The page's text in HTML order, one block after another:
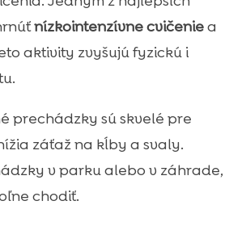
nízkointenzívne cvičeniea
aktivity zvyšujú fyzickú i
prechádzky sú skvelé pre
záťaž na kĺby a svaly.
v parku alebo v záhrade,
chodiť.